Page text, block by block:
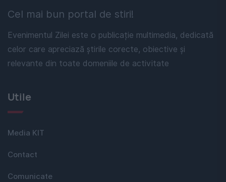
Cel mai bun portal de stiri!
Evenimentul Zilei este o publicație multimedia, dedicată
celor care apreciază știrile corecte, obiective și
relevante din toate domeniile de activitate
Utile
Media KIT
Contact
Comunicate